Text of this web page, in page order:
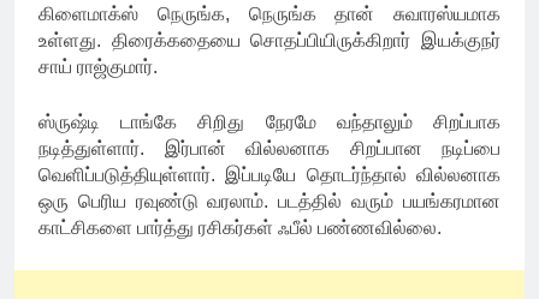
கிளைமாக்ஸ் நெருங்க, நெருங்க தான் சுவாரஸ்யமாக
உள்ளது. திரைக்கதையை சொதப்பியிருக்கிறார் இயக்குநர்
சாய் ராஜ்குமார்.
ஸ்ருஷ்டி டாங்கே சிறிது நேரமே வந்தாலும் சிறப்பாக
நடித்துள்ளார். இர்பான் வில்லனாக சிறப்பான நடிப்பை
வெளிப்படுத்தியுள்ளார். இப்படியே தொடர்ந்தால் வில்லனாக
ஒரு பெரிய ரவுண்டு வரலாம். படத்தில் வரும் பயங்கரமான
காட்சிகளை பார்த்து ரசிகர்கள் ஃபீல் பண்ணவில்லை.